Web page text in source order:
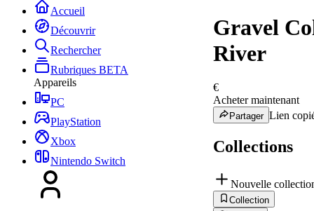
Accueil
Découvrir
Rechercher
Rubriques BETA
Appareils
PC
PlayStation
Xbox
Nintendo Switch
Gravel
River
€
Acheter maintenant
Partager Lien
Collections
Nouvelle
Collection